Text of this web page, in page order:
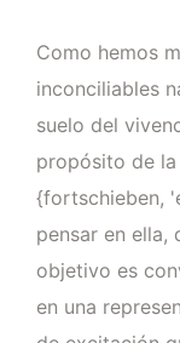
Como hemos
inconciliables
suelo del
propósito de
{fortschieben,
pensar en ella,
objetivo es
en una